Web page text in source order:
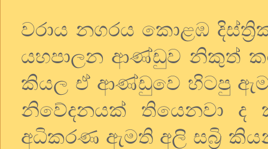
වරාය නගරය කොළඹ
යහපාලන ආණ්ඩුව නිකුත්
කියල ඒ ආණ්ඩුවෙ හිටපු
නිවේදනයක් තියෙනවා ද
අධිකරණ ඇමති අලි සබ්‍රි